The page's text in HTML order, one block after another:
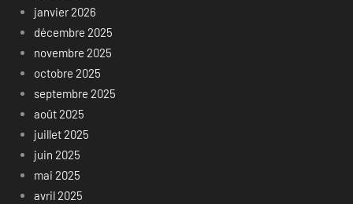
janvier 2026
décembre 2025
novembre 2025
octobre 2025
septembre 2025
août 2025
juillet 2025
juin 2025
mai 2025
avril 2025